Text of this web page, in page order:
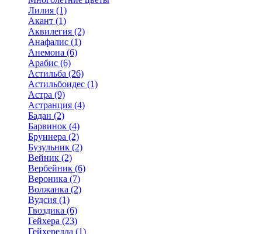
Лилия (1)
Акант (1)
Аквилегия (2)
Анафалис (1)
Анемона (6)
Арабис (6)
Астильба (26)
Астильбоидес (1)
Астра (9)
Астранция (4)
Бадан (2)
Барвинок (4)
Бруннера (2)
Бузульник (2)
Вейник (2)
Вербейник (6)
Вероника (7)
Волжанка (2)
Вудсия (1)
Гвоздика (6)
Гейхера (23)
Гейхерелла (1)